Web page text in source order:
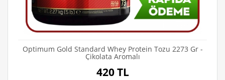
Optimum Gold Standard Whey Protein Tozu 2273 Gr -
Çikolata Aromalı
420 TL